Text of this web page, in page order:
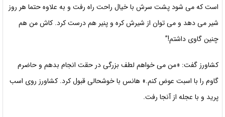
است که می شود پشت سرش با خیال راحت راه رفت و به علاوه حتما هر روز
شیر می دهد و می توان از شیرش کره و پنیر هم درست کرد. کاش من هم
چنین گاوی داشتم!”
کشاورز گفت: «من می خواهم لطف بزرگی در حقت انجام بدهم و حاضرم
گاوم را با اسبت عوض کنم.» هانس با خوشحالی قبول کرد. کشاورز روی اسب
پرید و با عجله از آنجا رفت.